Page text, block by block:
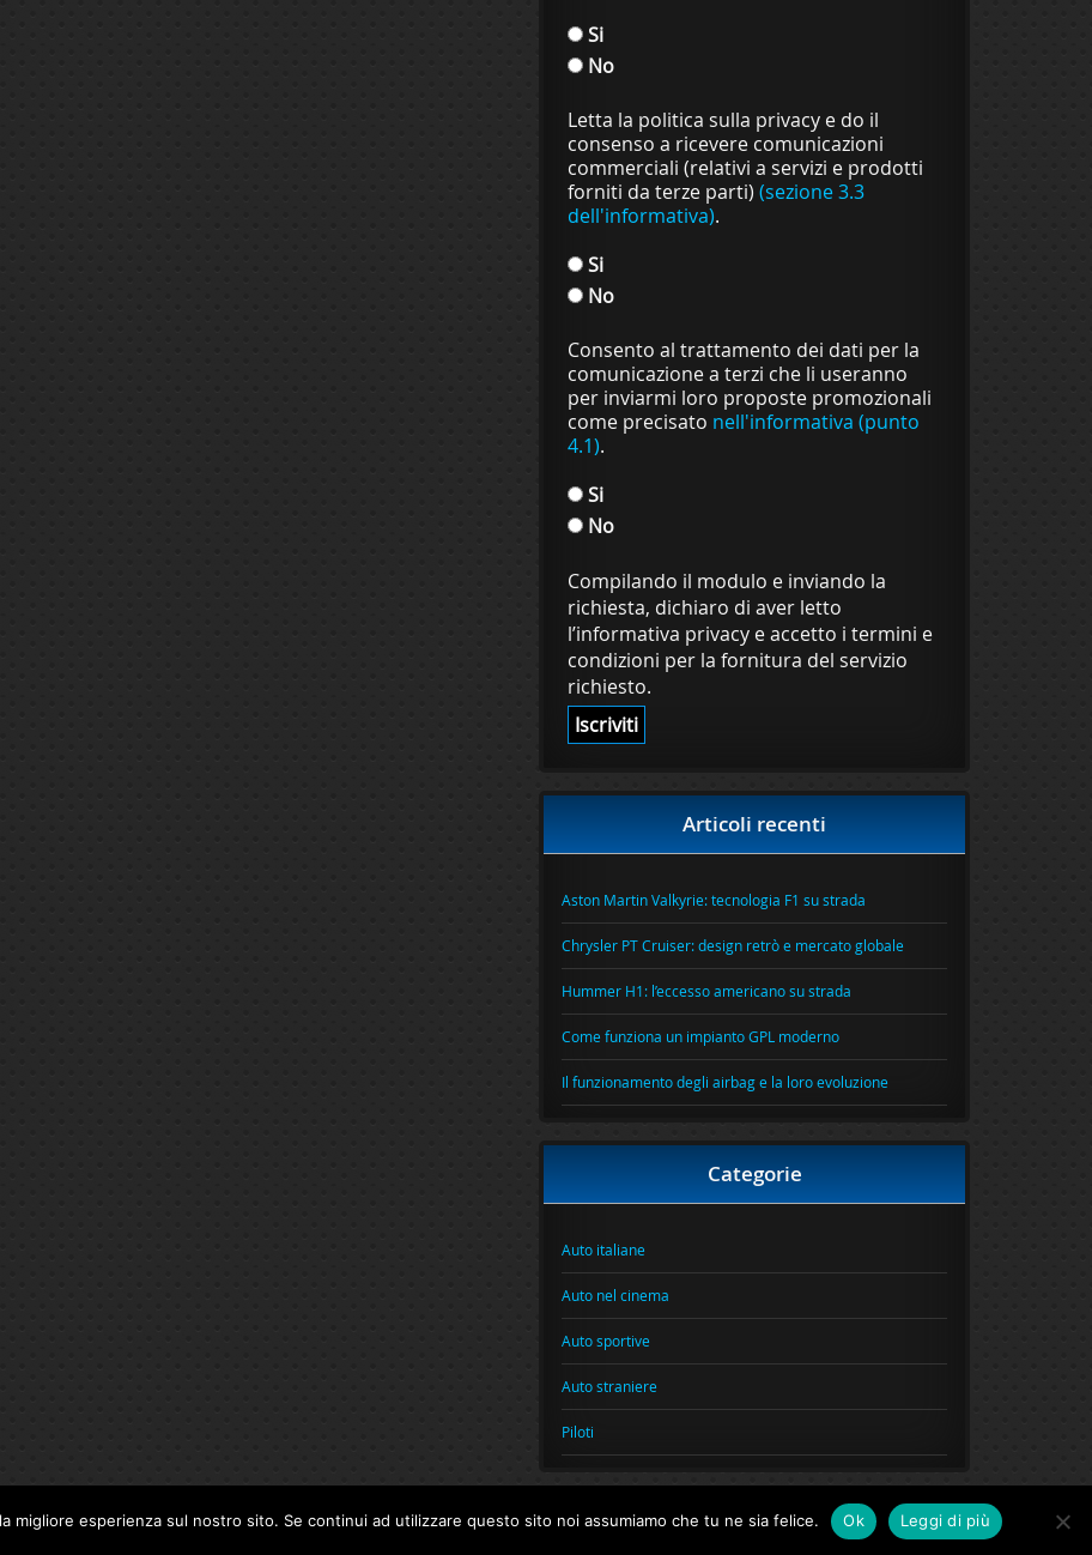
Si
No
Letta la politica sulla privacy e do il
consenso a ricevere comunicazioni
commerciali (relativi a servizi e prodotti
forniti da terze parti) (sezione 3.3
dell'informativa).
Si
No
Consento al trattamento dei dati per la
comunicazione a terzi che li useranno
per inviarmi loro proposte promozionali
come precisato nell'informativa (punto
4.1).
Si
No
Compilando il modulo e inviando la
richiesta, dichiaro di aver letto
l’informativa privacy e accetto i termini e
condizioni per la fornitura del servizio
richiesto.
Articoli recenti
Aston Martin Valkyrie: tecnologia F1 su strada
Chrysler PT Cruiser: design retrò e mercato globale
Hummer H1: l’eccesso americano su strada
Come funziona un impianto GPL moderno
Il funzionamento degli airbag e la loro evoluzione
Categorie
Auto italiane
Auto nel cinema
Auto sportive
Auto straniere
Piloti
migliore esperienza sul nostro sito. Se continui ad utilizzare questo sito noi assumiamo che tu ne sia felice. Ok Leggi di più